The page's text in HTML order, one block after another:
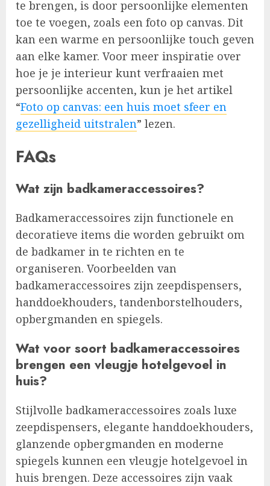
te brengen, is door persoonlijke elementen
toe te voegen, zoals een foto op canvas. Dit
kan een warme en persoonlijke touch geven
aan elke kamer. Voor meer inspiratie over
hoe je je interieur kunt verfraaien met
persoonlijke accenten, kun je het artikel
“Foto op canvas: een huis moet sfeer en
gezelligheid uitstralen” lezen.
FAQs
Wat zijn badkameraccessoires?
Badkameraccessoires zijn functionele en
decoratieve items die worden gebruikt om
de badkamer in te richten en te
organiseren. Voorbeelden van
badkameraccessoires zijn zeepdispensers,
handdoekhouders, tandenborstelhouders,
opbergmanden en spiegels.
Wat voor soort badkameraccessoires
brengen een vleugje hotelgevoel in
huis?
Stijlvolle badkameraccessoires zoals luxe
zeepdispensers, elegante handdoekhouders,
glanzende opbergmanden en moderne
spiegels kunnen een vleugje hotelgevoel in
huis brengen. Deze accessoires zijn vaak